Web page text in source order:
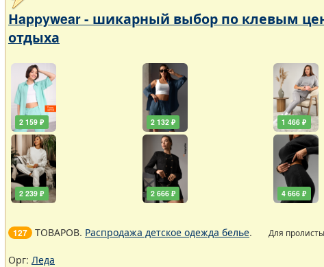
Нappywear - шикарный выбор по клевым
отдыха
2 159 ₽
2 239 ₽
2 132 ₽
2 666 ₽
1 466 ₽
4 666 ₽
127 ТОВАРОВ. Распродажа детское одежда белье. Для
Орг: Леда